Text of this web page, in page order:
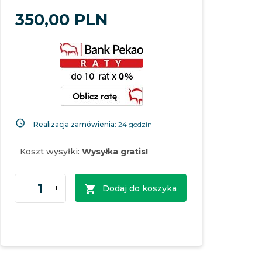
350,00 PLN
Realizacja zamówienia:24 godzin
Koszt wysyłki:Wysyłka gratis!
Dodaj do koszyka